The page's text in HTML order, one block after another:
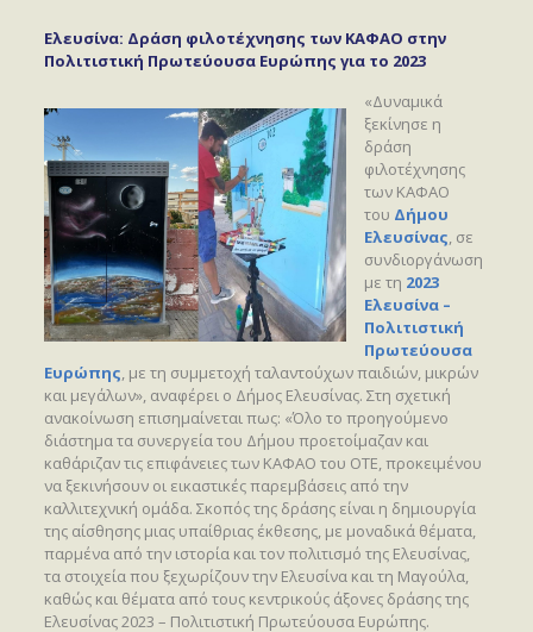
Ελευσίνα: Δράση φιλοτέχνησης των ΚΑΦΑΟ στην
Πολιτιστική Πρωτεύουσα Ευρώπης για το 2023
«Δυναμικά
ξεκίνησε η
δράση
φιλοτέχνησης
των ΚΑΦΑΟ
του Δήμου
Ελευσίνας, σε
συνδιοργάνωση
με τη 2023
Ελευσίνα –
Πολιτιστική
Πρωτεύουσα
Ευρώπης, με τη συμμετοχή ταλαντούχων παιδιών, μικρών
και μεγάλων», αναφέρει ο Δήμος Ελευσίνας. Στη σχετική
ανακοίνωση επισημαίνεται πως: «Όλο το προηγούμενο
διάστημα τα συνεργεία του Δήμου προετοίμαζαν και
καθάριζαν τις επιφάνειες των ΚΑΦΑΟ του ΟΤΕ, προκειμένου
να ξεκινήσουν οι εικαστικές παρεμβάσεις από την
καλλιτεχνική ομάδα. Σκοπός της δράσης είναι η δημιουργία
της αίσθησης μιας υπαίθριας έκθεσης, με μοναδικά θέματα,
παρμένα από την ιστορία και τον πολιτισμό της Ελευσίνας,
τα στοιχεία που ξεχωρίζουν την Ελευσίνα και τη Μαγούλα,
καθώς και θέματα από τους κεντρικούς άξονες δράσης της
Ελευσίνας 2023 – Πολιτιστική Πρωτεύουσα Ευρώπης.